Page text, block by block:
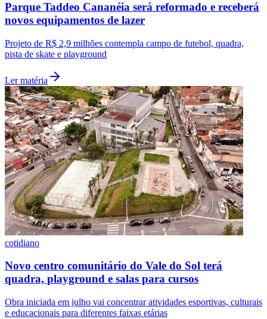
Fluminense
Parque Taddeo Cananéia será reformado e receberá
novos equipamentos de lazer
Projeto de R$ 2,9 milhões contempla campo de futebol, quadra,
pista de skate e playground
Ler matéria
cotidiano
Novo centro comunitário do Vale do Sol terá
quadra, playground e salas para cursos
Obra iniciada em julho vai concentrar atividades esportivas, culturais
e educacionais para diferentes faixas etárias